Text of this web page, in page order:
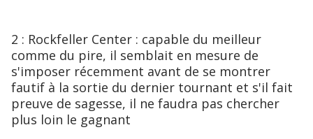
2 : Rockfeller Center : capable du meilleur
comme du pire, il semblait en mesure de
s'imposer récemment avant de se montrer
fautif à la sortie du dernier tournant et s'il fait
preuve de sagesse, il ne faudra pas chercher
plus loin le gagnant